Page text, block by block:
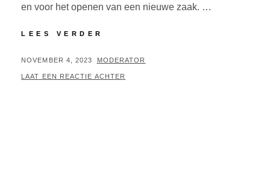
en voor het openen van een nieuwe zaak. …
LEES VERDER
MET
EVERS
GEPLAATST
OP
NOVEMBER 4, 2023 BY
MODERATOR
LAAT EEN REACTIE ACHTER